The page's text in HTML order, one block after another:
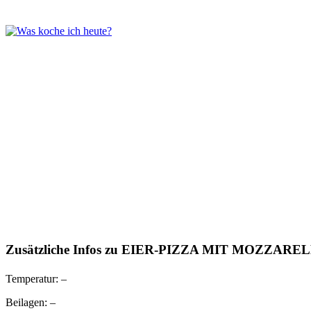
Zusätzliche Infos zu EIER-PIZZA MIT
Temperatur: –
Beilagen: –